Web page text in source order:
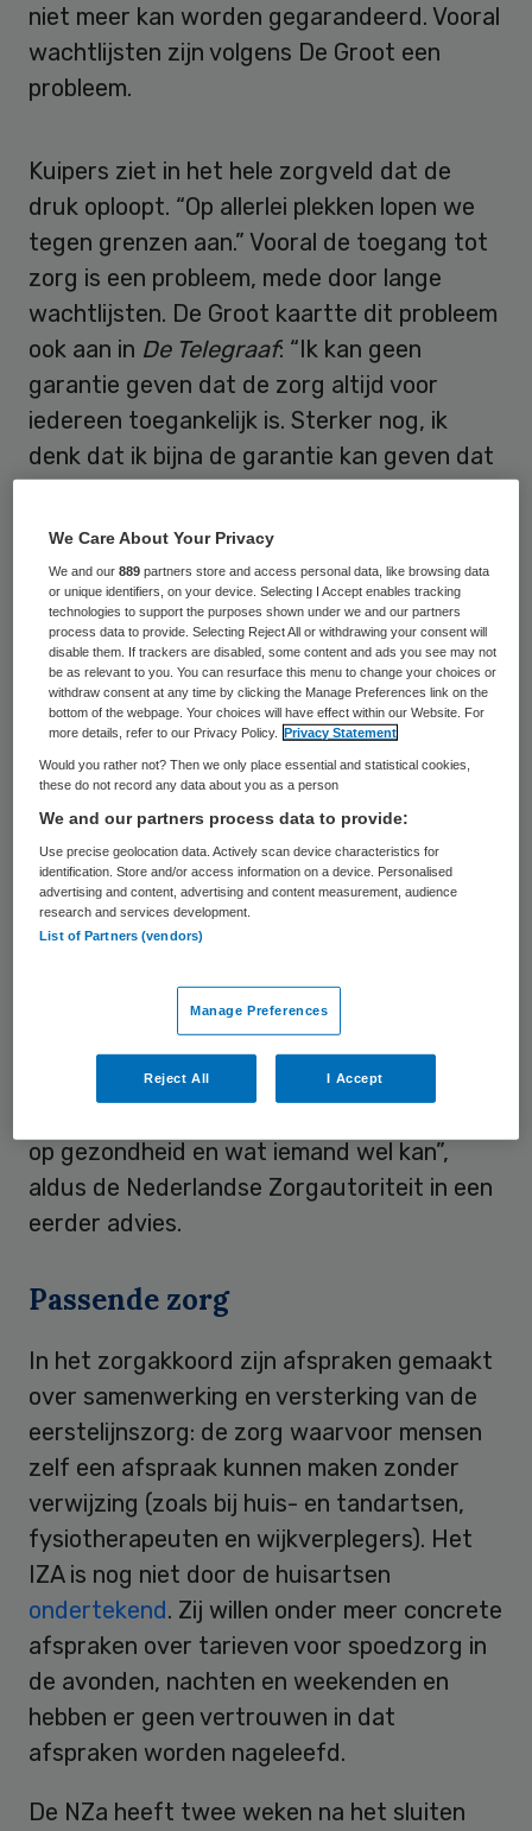
niet meer kan worden gegarandeerd. Vooral
wachtlijsten zijn volgens De Groot een
probleem.
Kuipers ziet in het hele zorgveld dat de
druk oploopt. “Op allerlei plekken lopen we
tegen grenzen aan.” Vooral de toegang tot
zorg is een probleem, mede door lange
wachtlijsten. De Groot kaartte dit probleem
ook aan in De Telegraaf: “Ik kan geen
garantie geven dat de zorg altijd voor
iedereen toegankelijk is. Sterker nog, ik
denk dat ik bijna de garantie kan geven dat
IZA is sleutel
Volgens Kuipers dragen maatregelen uit het
onlangs geslotenIntegraal Zorgakkoord
(IZA)bij aan vermindering van de
wachttijden. Als niet wordt ingegrepen,
vreest Kuipers een “zorginfarct”. Dan
krijgen patiënten niet de zorg die zij nodig
hebben, bijvoorbeeld door tekorten aan
personeel.
Zo moet er meer
ene ziekenhuis geen plek is, elders
terechtkunnen. Ook moet meer ingezet
worden op passende zorg: “minder focus op
op gezondheid en wat iemand wel kan”,
aldus de Nederlandse Zorgautoriteit in een
eerder advies.
Passende zorg
In het zorgakkoord zijn afspraken gemaakt
over samenwerking en versterking van de
eerstelijnszorg: de zorg waarvoor mensen
zelf een afspraak kunnen maken zonder
verwijzing (zoals bij huis- en tandartsen,
fysiotherapeuten en wijkverplegers). Het
IZA is nog niet door de huisartsen
ondertekend. Zij willen onder meer concrete
afspraken over tarieven voor spoedzorg in
de avonden, nachten en weekenden en
hebben er geen vertrouwen in dat
afspraken worden nageleefd.
De NZa heeft twee weken na het sluiten
We Care About Your Privacy
We and our889 partners store and access personal data, like browsing data
or unique identifiers, on your device. Selecting I Accept enables tracking
technologies to support the purposes shown under we and our partners
process data to provide. Selecting Reject All or withdrawing your consent will
disable them. If trackers are disabled, some content and ads you see may not
be as relevant to you. You can resurface this menu to change your choices or
withdraw consent at any time by clicking the Manage Preferences link on the
bottom of the webpage. Your choices will have effect within our Website. For
more details, refer to our Privacy Policy.
Privacy Statement
Would you rather not? Then we only place essential and statistical cookies,
these do not record any data about you as a person
We and our partners process data to provide:
Use precise geolocation data. Actively scan device characteristics for
identification. Store and/or access information on a device. Personalised
advertising and content, advertising and content measurement, audience
research and services development.
List of Partners (vendors)
Manage Preferences
Reject All I Accept